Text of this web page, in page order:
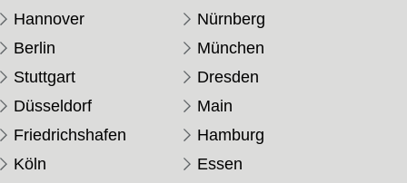
Hannover
Nürnberg
Berlin
München
Stuttgart
Dresden
Düsseldorf
Main
Friedrichshafen
Hamburg
Köln
Essen